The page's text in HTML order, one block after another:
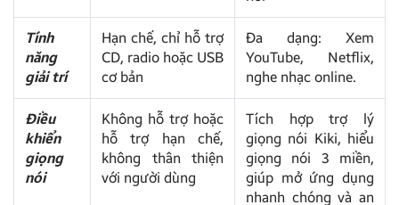
Tính
năng
giải trí
Hạn chế, chỉ hỗ trợ
CD, radio hoặc USB
cơ bản
Đa dạng: Xem
YouTube, Netflix,
nghe nhạc online.
Điều
khiển
giọng
nói
Không hỗ trợ hoặc
hỗ trợ hạn chế,
không thân thiện
với người dùng
Tích hợp trợ lý
giọng nói Kiki, hiểu
giọng nói 3 miền,
giúp mở ứng dụng
nhanh chóng và an